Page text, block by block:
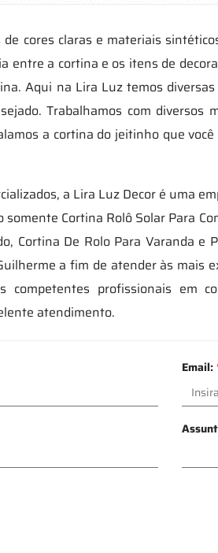
cores claras e materiais
a cortina e os itens de
Aqui na Lira Luz temos
Trabalhamos com diversos
a cortina do jeitinho que
a Lira Luz Decor é uma
Cortina Rolô Solar Para
Cortina De Rolo Para Varanda e
a fim de atender às mais
profissionais em
atendimento.
Email: